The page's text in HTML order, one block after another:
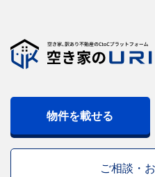
物件を載せる
ご相談・